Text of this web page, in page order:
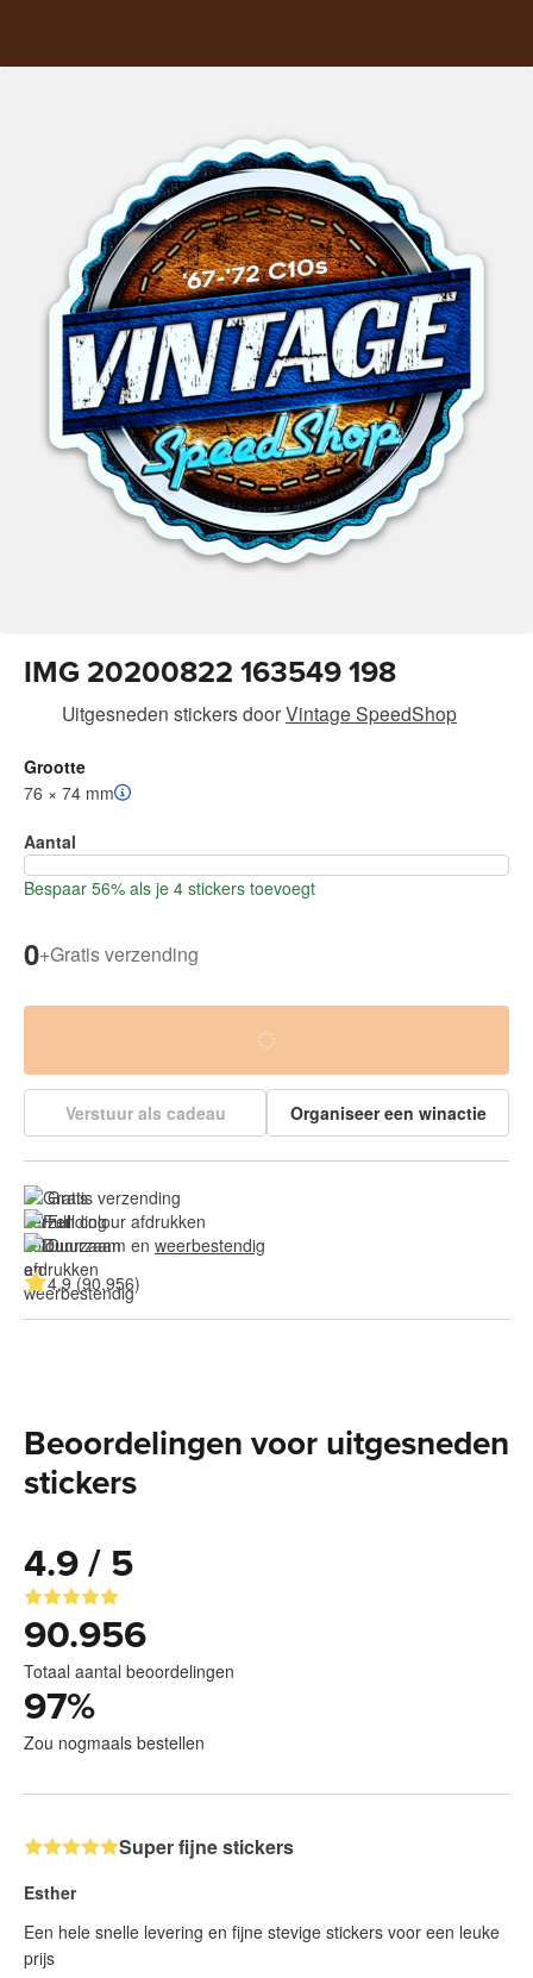
IMG 20200822 163549 198
Uitgesneden stickersdoorVintage SpeedShop
Grootte
76 × 74 mm
Aantal
Bespaar 56% als je 4 stickers toevoegt
0+Gratis verzending
Verstuur als cadeau Organiseer een winactie
Gratis verzending
Full colour afdrukken
Duurzaam en weerbestendig
4.9 (90.956)
Beoordelingen voor uitgesneden
stickers
4.9 / 5
90.956
Totaal aantal beoordelingen
97%
Zou nogmaals bestellen
Super fijne stickers
Esther
Een hele snelle levering en fijne stevige stickers voor een leuke
prijs